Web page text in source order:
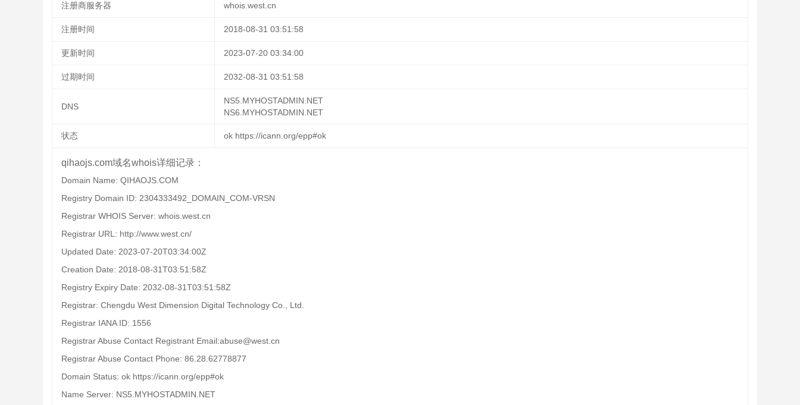
注册商服务器 whois.west.cn
注册时间 2018-08-31 03:51:58
更新时间 2023-07-20 03:34:00
过期时间 2032-08-31 03:51:58
DNS
NS5.MYHOSTADMIN.NET
NS6.MYHOSTADMIN.NET
状态 ok https://icann.org/epp#ok
qihaojs.com域名whois详细记录：
Domain Name: QIHAOJS.COM
Registry Domain ID: 2304333492_DOMAIN_COM-VRSN
Registrar WHOIS Server: whois.west.cn
Registrar URL: http://www.west.cn/
Updated Date: 2023-07-20T03:34:00Z
Creation Date: 2018-08-31T03:51:58Z
Registry Expiry Date: 2032-08-31T03:51:58Z
Registrar: Chengdu West Dimension Digital Technology Co., Ltd.
Registrar IANA ID: 1556
Registrar Abuse Contact Registrant Email:abuse@west.cn
Registrar Abuse Contact Phone: 86.28.62778877
Domain Status: ok https://icann.org/epp#ok
Name Server: NS5.MYHOSTADMIN.NET